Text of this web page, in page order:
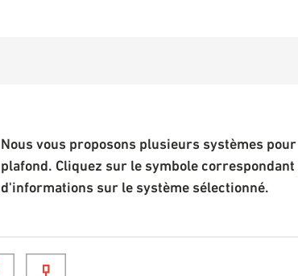
Nous vous proposons plusieurs systèmes
plafond. Cliquez sur le symbole
d'informations sur le système sélectionné.